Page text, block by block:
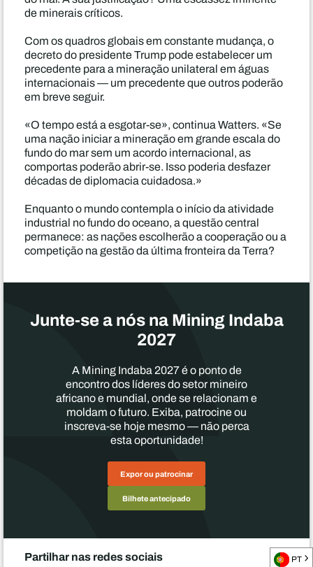
de minerais críticos.
Com os quadros globais em constante mudança, o
decreto do presidente Trump pode estabelecer um
precedente para a mineração unilateral em águas
internacionais — um precedente que outros poderão
em breve seguir.
«O tempo está a esgotar-se», continua Watters. «Se
uma nação iniciar a mineração em grande escala do
fundo do mar sem um acordo internacional, as
comportas poderão abrir-se. Isso poderia desfazer
décadas de diplomacia cuidadosa.»
Enquanto o mundo contempla o início da atividade
industrial no fundo do oceano, a questão central
permanece: as nações escolherão a cooperação ou a
competição na gestão da última fronteira da Terra?
Junte-se a nós na Mining Indaba
2027
A Mining Indaba 2027 é o ponto de
encontro dos líderes do setor mineiro
africano e mundial, onde se relacionam e
moldam o futuro. Exiba, patrocine ou
inscreva-se hoje mesmo — não perca
esta oportunidade!
Expor ou patrocinar
Bilhete antecipado
Partilhar nas redes sociais PT